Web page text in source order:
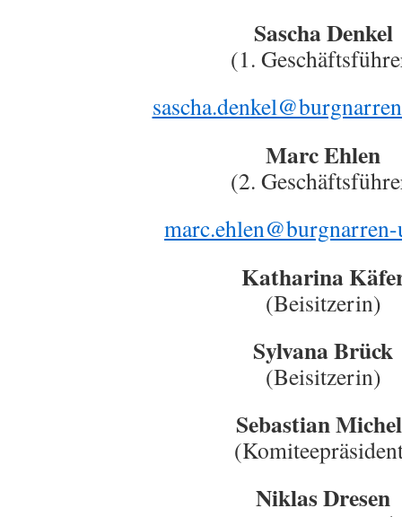
Sascha Denkel
(1.
Marc Ehlen
(2.
Katharina
(Beisitzerin)
Sylvana Brück
(Beisitzerin)
Sebastian
Niklas Dresen